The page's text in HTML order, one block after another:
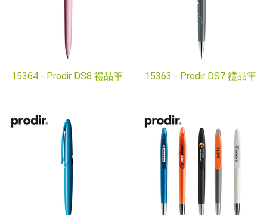
15364 - Prodir DS8 禮品筆 15363 - Prodir DS7 禮品筆